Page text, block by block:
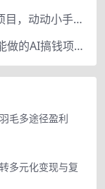
《188个赚钱项目-183》有驾车评项目，动动小手，复制粘贴赚44元！
上架2小时收入630+，只要有手就能做的AI搞钱项目，奶奶看完都能学会!
毛多途径盈利
多元化变现与复